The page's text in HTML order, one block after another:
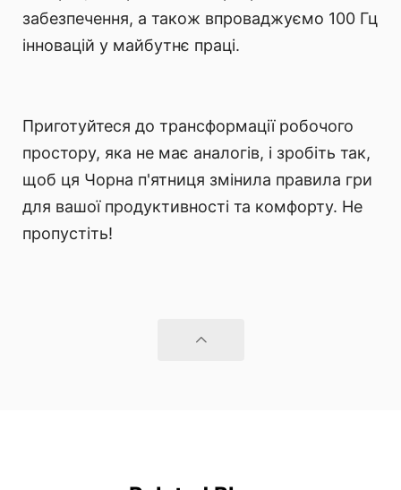
забезпечення, а також впроваджуємо 100 Гц
інновацій у майбутнє праці.
Приготуйтеся до трансформації робочого
простору, яка не має аналогів, і зробіть так,
щоб ця Чорна п'ятниця змінила правила гри
для вашої продуктивності та комфорту. Не
пропустіть!